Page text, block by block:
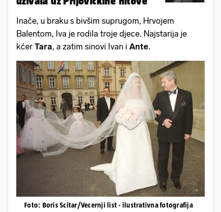
Inače, u braku s bivšim suprugom, Hrvojem
Balentom, Iva je rodila troje djece. Najstarija je
kćer Tara, a zatim sinovi Ivan i Ante.
Foto: Boris Scitar/Vecernji list - ilustrativna fotografija